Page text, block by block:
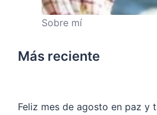
Sobre mí
Más reciente
Feliz mes de agosto en paz y